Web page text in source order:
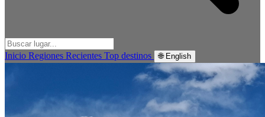
Inicio Regiones Recientes Top destinos 🌐 English